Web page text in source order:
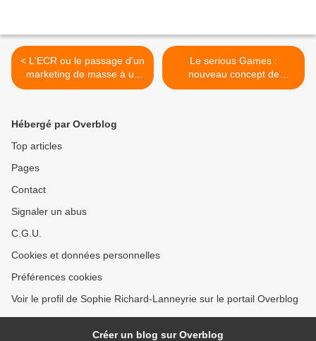
< L'ECR ou le passage d'un
marketing de masse à un
marketing plus individualisé
Le serious Games :
nouveau concept de
formation >
Hébergé par Overblog
Top articles
Pages
Contact
Signaler un abus
C.G.U.
Cookies et données personnelles
Préférences cookies
Voir le profil de Sophie Richard-Lanneyrie sur le portail Overblog
Créer un blog sur Overblog